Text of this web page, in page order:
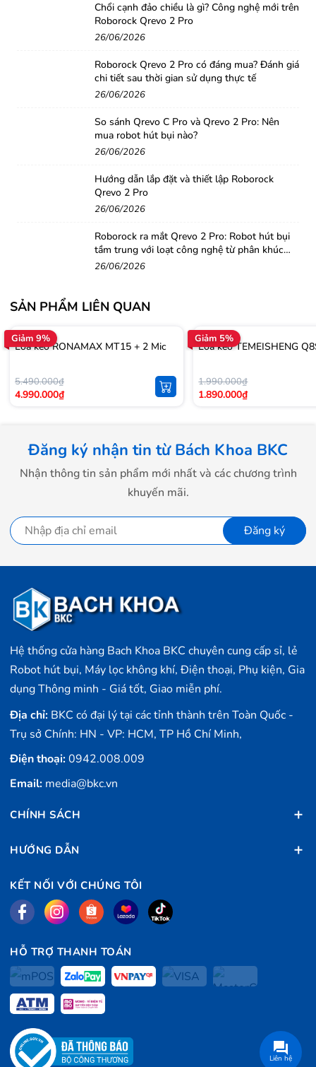
Chổi cạnh đảo chiều là gì? Công nghệ mới trên
Roborock Qrevo 2 Pro
26/06/2026
Roborock Qrevo 2 Pro có đáng mua? Đánh giá
chi tiết sau thời gian sử dụng thực tế
26/06/2026
So sánh Qrevo C Pro và Qrevo 2 Pro: Nên
mua robot hút bụi nào?
26/06/2026
Hướng dẫn lắp đặt và thiết lập Roborock
Qrevo 2 Pro
26/06/2026
Roborock ra mắt Qrevo 2 Pro: Robot hút bụi
tầm trung với loạt công nghệ từ phân khúc
cao cấp
26/06/2026
SẢN PHẨM LIÊN QUAN
Giảm 9%
Loa kéo RONAMAX MT15 + 2 Mic
5.490.000₫
4.990.000₫
Giảm 5%
Loa kéo TEMEISHENG
1.990.000₫
1.890.000₫
Đăng ký nhận tin từ Bách Khoa BKC
Nhận thông tin sản phẩm mới nhất và các chương trình
khuyến mãi.
Đăng ký
Hệ thống cửa hàng Bach Khoa BKC chuyên cung cấp sỉ, lẻ
Robot hút bụi, Máy lọc không khí, Điện thoại, Phụ kiện, Gia
dụng Thông minh - Giá tốt, Giao miễn phí.
Địa chỉ: BKC có đại lý tại các tỉnh thành trên Toàn Quốc -
Trụ sở Chính: HN - VP: HCM, TP Hồ Chí Minh,
Điện thoại:0942.008.009
Email: media@bkc.vn
CHÍNH SÁCH
HƯỚNG DẪN
KẾT NỐI VỚI CHÚNG TÔI
HỖ TRỢ THANH TOÁN
Liên hệ